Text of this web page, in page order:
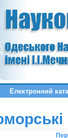
Електронний